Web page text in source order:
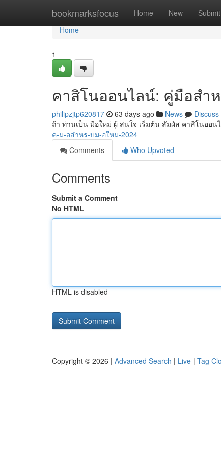
bookmarksfocus Home New Submit
Home
Home
1
คาสิโนออนไลน์: คู่มือสำ
philipzjtp620817 63 days ago News
Discuss
ถ้า ท่านเป็น มือใหม่ ผู้ สนใจ เริ่มต้น สัมผัส คาสิโนออ
ค-ม-อสำหร-บม-อใหม-2024
Comments
Who Upvoted
Comments
Submit a Comment
No HTML
HTML is disabled
Copyright © 2026 | Advanced Search | Live | Tag